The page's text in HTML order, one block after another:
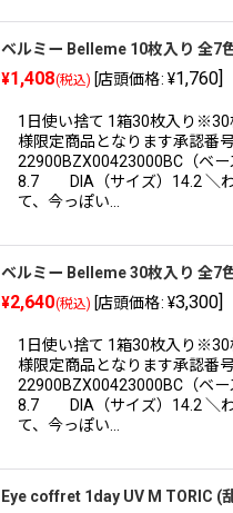
ベルミー Belleme 10枚入り 全7
¥1,408(税込) [店頭価格: ¥1,760]
1日使い捨て 1箱30枚入り※30
様限定商品となります承認番号
22900BZX00423000BC（ベー
8.7 DIA（サイズ）14.2 ＼わ
て、今っぽい…
ベルミー Belleme 30枚入り 全7
¥2,640(税込) [店頭価格: ¥3,300]
1日使い捨て 1箱30枚入り※30
様限定商品となります承認番号
22900BZX00423000BC（ベー
8.7 DIA（サイズ）14.2 ＼わ
て、今っぽい…
Eye coffret 1day UV M TORIC (